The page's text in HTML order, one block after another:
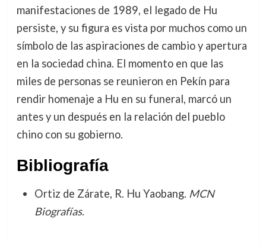
manifestaciones de 1989, el legado de Hu
persiste, y su figura es vista por muchos como un
símbolo de las aspiraciones de cambio y apertura
en la sociedad china. El momento en que las
miles de personas se reunieron en Pekín para
rendir homenaje a Hu en su funeral, marcó un
antes y un después en la relación del pueblo
chino con su gobierno.
Bibliografía
Ortiz de Zárate, R. Hu Yaobang. MCN
Biografías.